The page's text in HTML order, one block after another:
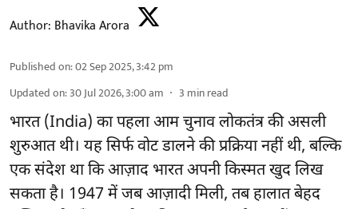
Author: Bhavika Arora
Published on:02 Sep 2025, 3:42 pm
Updated on:30 Jul 2026, 3:00 am 3 min read
भारत (India) का पहला आम चुनाव लोकतंत्र की असली
शुरुआत थी। यह सिर्फ वोट डालने की प्रक्रिया नहीं थी, बल्कि
एक संदेश था कि आज़ाद भारत अपनी किस्मत खुद लिख
सकता है। 1947 में जब आज़ादी मिली, तब हालात बेहद